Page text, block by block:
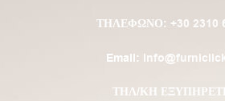
ΤΗΛΈΦΩΝΟ: +30 2310
Email:
ΤΗΛ/ΚΗ